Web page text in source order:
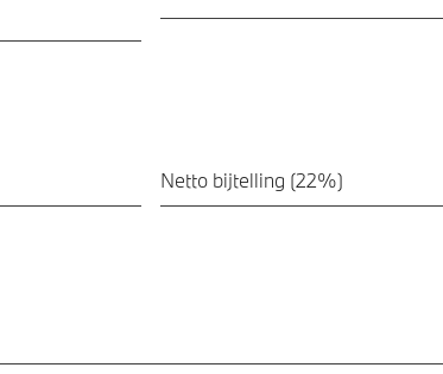
Netto bijtelling (22%)